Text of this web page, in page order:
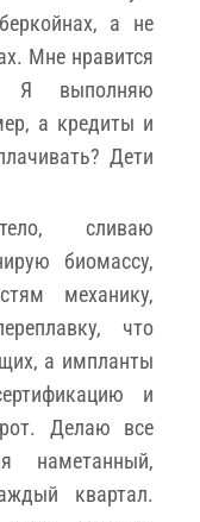
а не
Мне нравится
Я выполняю
а кредиты и
Дети
сливаю
биомассу,
механику,
что
а импланты
и
Делаю все
квартал.